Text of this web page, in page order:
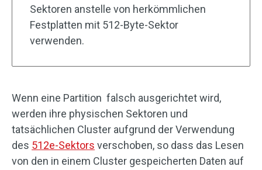
Sektoren anstelle von herkömmlichen
Festplatten mit 512-Byte-Sektor
verwenden.
Wenn eine Partition falsch ausgerichtet wird,
werden ihre physischen Sektoren und
tatsächlichen Cluster aufgrund der Verwendung
des 512e-Sektors verschoben, so dass das Lesen
von den in einem Cluster gespeicherten Daten auf